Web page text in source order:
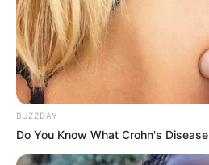
8 Kata Lucu Seputar Malam
Minggu ala Jomblo yang
Ngenes
BUZZDAY
Do You Know What Crohn's